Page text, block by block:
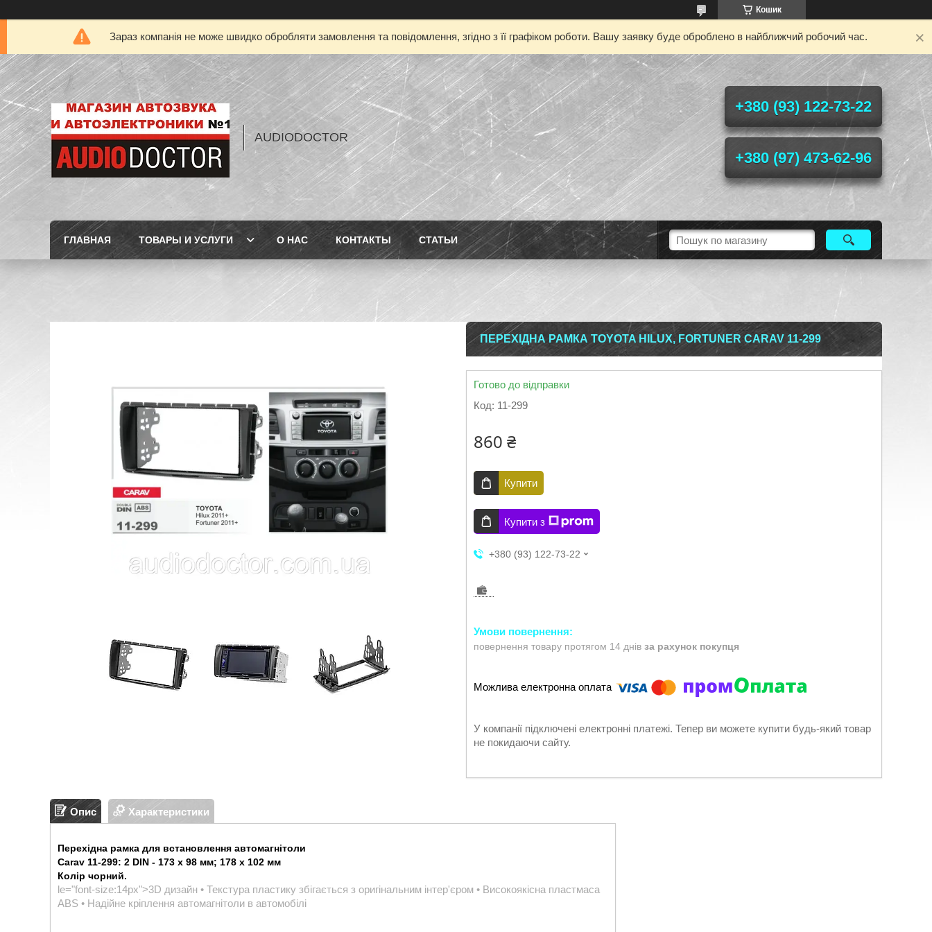
Кошик
Зараз компанія не може швидко обробляти замовлення та повідомлення, згідно з її графіком роботи. Вашу заявку буде оброблено в найближчий робочий час.
AUDIODOCTOR
+380 (93) 122-73-22
+380 (97) 473-62-96
ГЛАВНАЯ ТОВАРЫ И УСЛУГИ О НАС КОНТАКТЫ СТАТЬИ
ПЕРЕХІДНА РАМКА TOYOTA HILUX, FORTUNER CARAV 11-299
Готово до відправки
Код: 11-299
860 ₴
Купити
Купити з
+380 (93) 122-73-22
повернення товару протягом 14 днів за рахунок покупця
У компанії підключені електронні платежі. Тепер ви можете купити будь-який товар
не покидаючи сайту.
Опис Характеристики
Перехідна рамка для встановлення автомагнітоли
Carav 11-299: 2 DIN - 173 x 98 мм; 178 x 102 мм
Колір чорний.
le="font-size:14px">3D дизайн • Текстура пластику збігається з оригінальним інтер'єром • Високоякісна пластмаса
ABS • Надійне кріплення автомагнітоли в автомобілі